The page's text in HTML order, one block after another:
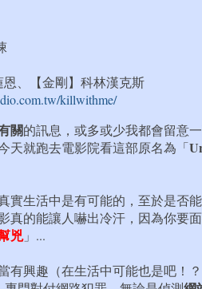
、【金剛】科林漢克斯
killwithme/
關的訊息，或多或少我都會留意
天就跑去電影院看這部原名為「
實生活中是有可能的，至於是否
真的能讓人嚇出冷汗，因為你要
兇」...
有興趣（在生活中可能也是吧！